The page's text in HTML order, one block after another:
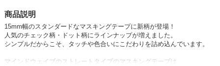
商品説明
15mm幅のスタンダードなマスキングテープに新柄が登場！
人気のチェック柄・ドット柄にラインナップが増えました。
シンプルだからこそ、タッチや色合いにこだわりを詰め込んでいます。
マインドウェイブのストレートタイプのマスキングテープは